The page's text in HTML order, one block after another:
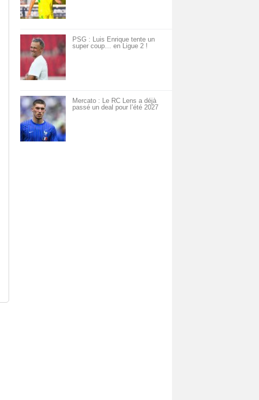
PSG : Luis Enrique tente un
super coup… en Ligue 2 !
Mercato : Le RC Lens a déjà
passé un deal pour l’été 2027